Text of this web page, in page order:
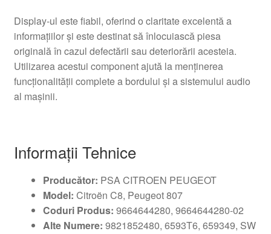
Display-ul este fiabil, oferind o claritate excelentă a
informaţiilor şi este destinat să înlocuiască piesa
originală în cazul defectării sau deteriorării acesteia.
Utilizarea acestui component ajută la menţinerea
funcţionalităţii complete a bordului şi a sistemului audio
al maşinii.
Informaţii Tehnice
Producător: PSA CITROEN PEUGEOT
Model: Citroën C8, Peugeot 807
Coduri Produs: 9664644280, 9664644280-02
Alte Numere: 9821852480, 6593T6, 659349, SW